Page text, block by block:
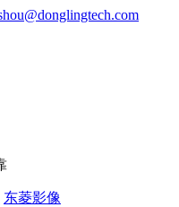
东菱影像